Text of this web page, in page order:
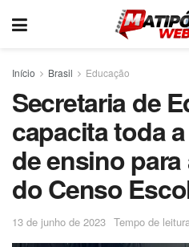
Início Brasil Educação
Secretaria de
capacita toda
de ensino
do Censo
13 de junho de 2023 Tempo de